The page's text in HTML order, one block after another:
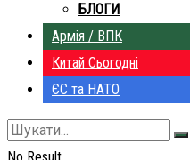
БЛОГИ
Армія / ВПК
Китай Сьогодні
ЄС та НАТО